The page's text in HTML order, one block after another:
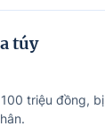
túy
triệu đồng, bị